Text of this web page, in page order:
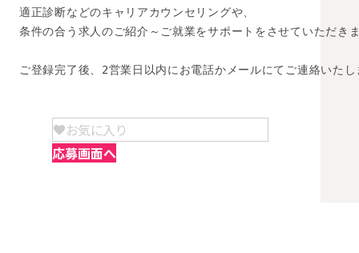
適正診断などのキャリアカウンセリングや、
条件の合う求人のご紹介～ご就業をサポートをさせていただき
ご登録完了後、2営業日以内にお電話かメールにてご連絡いたし
お気に入り
応募画面へ